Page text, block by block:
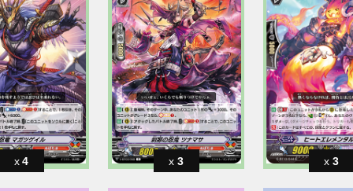
4 3 3